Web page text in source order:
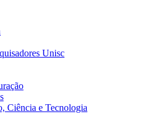
Unisc
Ciência e Tecnologia